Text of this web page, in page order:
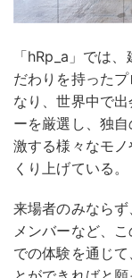
「hRp_a」では
だわりを持った
なり、世界中で
ーを厳選し、独
激する様々なモ
くり上げている。
来場者のみなら
メンバーなど、
での体験を通じ